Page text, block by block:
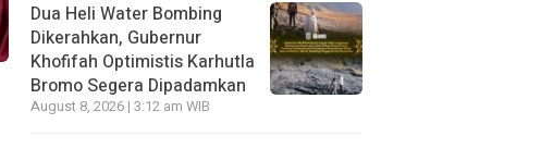
Dua Heli Water Bombing
Dikerahkan, Gubernur
Khofifah Optimistis Karhutla
Bromo Segera Dipadamkan
August 8, 2026 | 3:12 am WIB